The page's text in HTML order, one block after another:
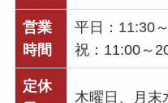
営業
時間
平日：11:30
祝：11:00～
定休
木曜日、月末